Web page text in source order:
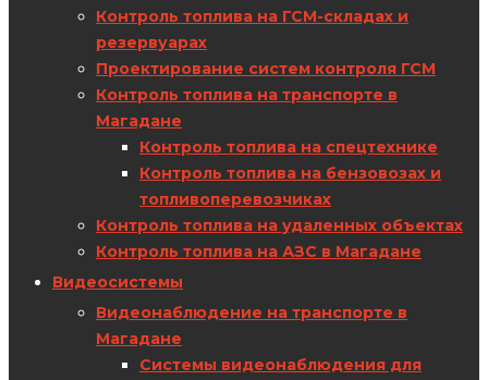
Контроль топлива на ГСМ-складах и
резервуарах
Проектирование систем контроля ГСМ
Контроль топлива на транспорте в
Магадане
Контроль топлива на спецтехнике
Контроль топлива на бензовозах и
топливоперевозчиках
Контроль топлива на удаленных объектах
Контроль топлива на АЗС в Магадане
Видеосистемы
Видеонаблюдение на транспорте в
Магадане
Системы видеонаблюдения для